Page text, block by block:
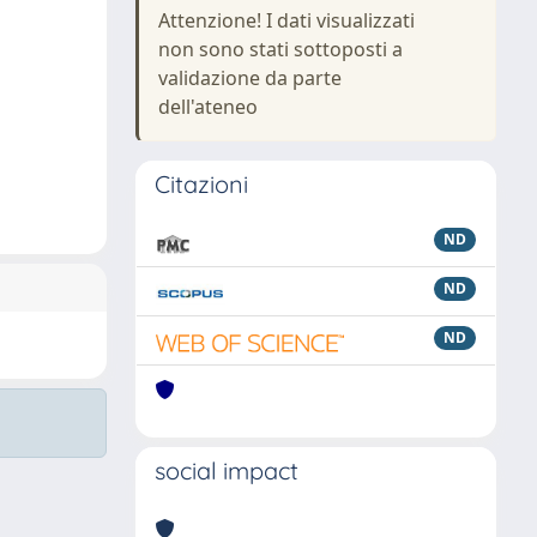
Attenzione! I dati visualizzati
non sono stati sottoposti a
validazione da parte
dell'ateneo
Citazioni
ND
ND
ND
social impact